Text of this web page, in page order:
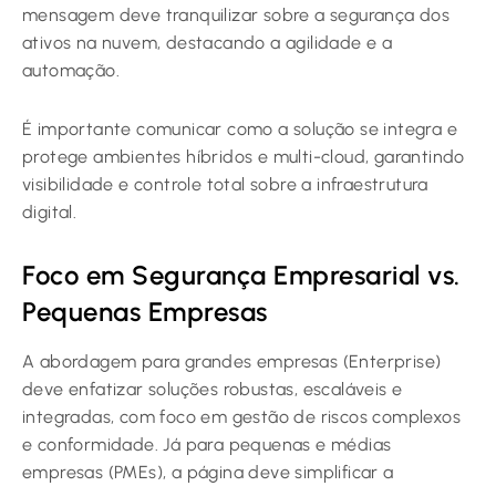
mensagem deve tranquilizar sobre a segurança dos
ativos na nuvem, destacando a agilidade e a
automação.
É importante comunicar como a solução se integra e
protege ambientes híbridos e multi-cloud, garantindo
visibilidade e controle total sobre a infraestrutura
digital.
Foco em Segurança Empresarial vs.
Pequenas Empresas
A abordagem para grandes empresas (Enterprise)
deve enfatizar soluções robustas, escaláveis e
integradas, com foco em gestão de riscos complexos
e conformidade. Já para pequenas e médias
empresas (PMEs), a página deve simplificar a